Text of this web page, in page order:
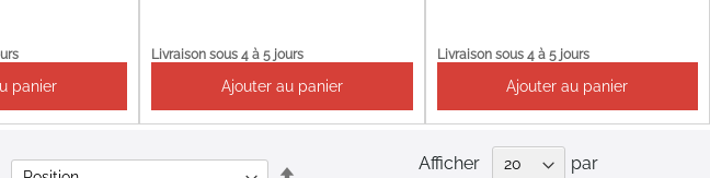
panier
Livraison sous 4 à 5 jours
Ajouter au panier
Livraison sous 4 à 5 jours
Ajouter au panier
Afficher
par